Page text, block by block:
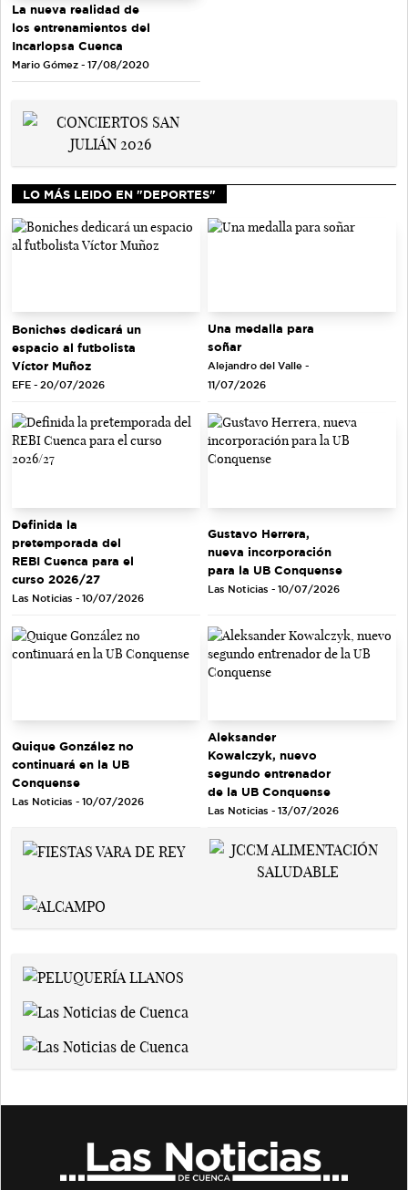
La nueva realidad de
los entrenamientos del
Incarlopsa Cuenca
Mario Gómez - 17/08/2020
LO MÁS LEIDO EN "DEPORTES"
Boniches dedicará un
espacio al futbolista
Víctor Muñoz
EFE - 20/07/2026
Una medalla para
soñar
Alejandro del Valle -
11/07/2026
Definida la
pretemporada del
REBI Cuenca para el
curso 2026/27
Las Noticias - 10/07/2026
Gustavo Herrera,
nueva incorporación
para la UB Conquense
Las Noticias - 10/07/2026
Quique González no
continuará en la UB
Conquense
Las Noticias - 10/07/2026
Aleksander
Kowalczyk, nuevo
segundo entrenador
de la UB Conquense
Las Noticias - 13/07/2026